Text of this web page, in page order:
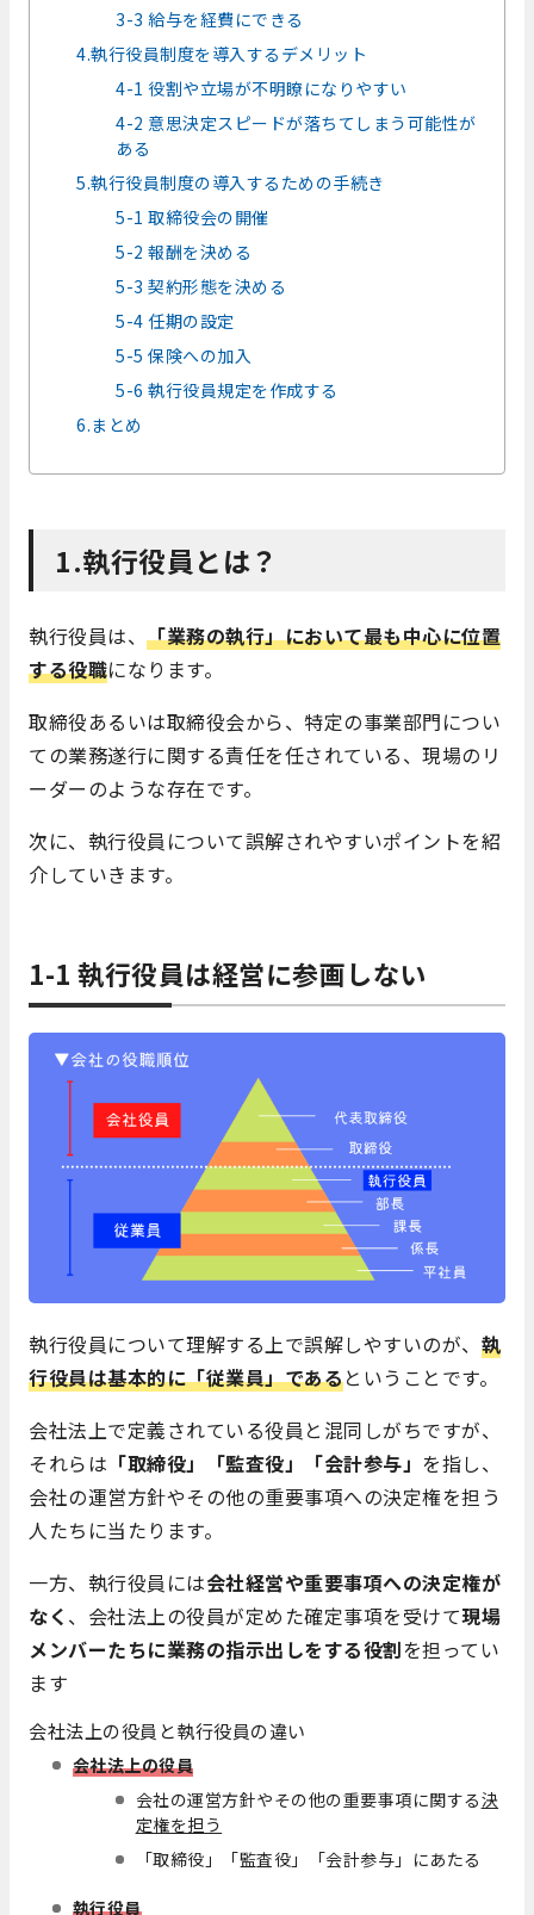
3-3 給与を経費にできる
4.執行役員制度を導入するデメリット
4-1 役割や立場が不明瞭になりやすい
4-2 意思決定スピードが落ちてしまう可能性が
ある
5.執行役員制度の導入するための手続き
5-1 取締役会の開催
5-2 報酬を決める
5-3 契約形態を決める
5-4 任期の設定
5-5 保険への加入
5-6 執行役員規定を作成する
6.まとめ
1.執行役員とは？
執行役員は、 「業務の執行」において最も中心に位置
する役職になります。
取締役あるいは取締役会から、特定の事業部門につい
ての業務遂行に関する責任を任されている、現場のリ
ーダーのような存在です。
次に、執行役員について誤解されやすいポイントを紹
介していきます。
1-1 執行役員は経営に参画しない
執行役員について理解する上で誤解しやすいのが、 執
行役員は基本的に「従業員」であるということです。
会社法上で定義されている役員と混同しがちですが、
それらは 「取締役」「監査役」「会計参与」 を指し、
会社の運営方針やその他の重要事項への決定権を担う
人たちに当たります。
一方、執行役員には会社経営や重要事項への決定権が
なく 、会社法上の役員が定めた確定事項を受けて現場
メンバーたちに業務の指示出しをする役割を担ってい
ます
会社法上の役員と執行役員の違い
会社法上の役員
会社の運営方針やその他の重要事項に関する決
定権を担う
「取締役」「監査役」「会計参与」にあたる
執行役員